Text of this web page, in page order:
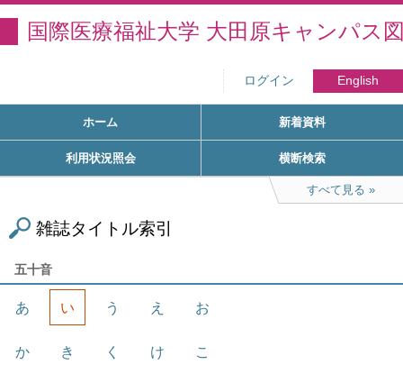
国際医療福祉大学 大田原キャンパス
ログイン English
ホーム 新着資料
利用状況照会 横断検索
すべて見る
雑誌タイトル索引
五十音
あ い う え お
か き く け こ